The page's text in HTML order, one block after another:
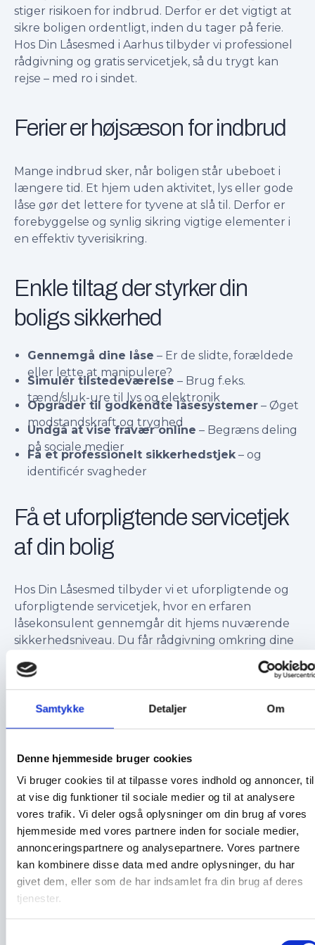
Samtykke Detaljer Om
Denne hjemmeside bruger cookies
Vi bruger cookies til at tilpasse vores indhold og annoncer, til
at vise dig funktioner til sociale medier og til at analysere
vores trafik. Vi deler også oplysninger om din brug af vores
hjemmeside med vores partnere inden for sociale medier,
annonceringspartnere og analysepartnere. Vores partnere
kan kombinere disse data med andre oplysninger, du har
givet dem, eller som de har indsamlet fra din brug af deres
tjenester.
stiger risikoen for indbrud. Derfor er det vigtigt at
sikre boligen ordentligt, inden du tager på ferie.
Hos Din Låsesmed i Aarhus tilbyder vi professionel
rådgivning og gratis servicetjek, så du trygt kan
rejse – med ro i sindet.
Ferier er højsæson for indbrud
Mange indbrud sker, når boligen står ubeboet i
længere tid. Et hjem uden aktivitet, lys eller gode
låse gør det lettere for tyvene at slå til. Derfor er
forebyggelse og synlig sikring vigtige elementer i
en effektiv tyverisikring.
Enkle tiltag der styrker din
boligs sikkerhed
Gennemgå dine låse – Er de slidte, forældede
eller lette at manipulere?
Simulér tilstedeværelse – Brug f.eks.
tænd/sluk-ure til lys og elektronik
Opgrader til godkendte låsesystemer– Øget
modstandskraft og tryghed
Undgå at vise fravær online – Begræns deling
på sociale medier
Få et professionelt sikkerhedstjek– og
identificér svagheder
Få et uforpligtende servicetjek
af din bolig
Hos Din Låsesmed tilbyder vi et uforpligtende og
uforpligtende servicetjek, hvor en erfaren
låsekonsulent gennemgår dit hjems nuværende
sikkerhedsniveau. Du får rådgivning omkring dine
låsetyper, ekstra sikring eller adgangskontrol.
en faglig vurdering med fokus på dine behov og
tryghed.
Tryghed, når du ikke er hjemme
Et sikkert hjem giver overskud til at nyde ferien.
Med det rette låsesystem og en professionel
gennemgang er du bedre beskyttet – og slipper
for bekymringer, mens du er væk.